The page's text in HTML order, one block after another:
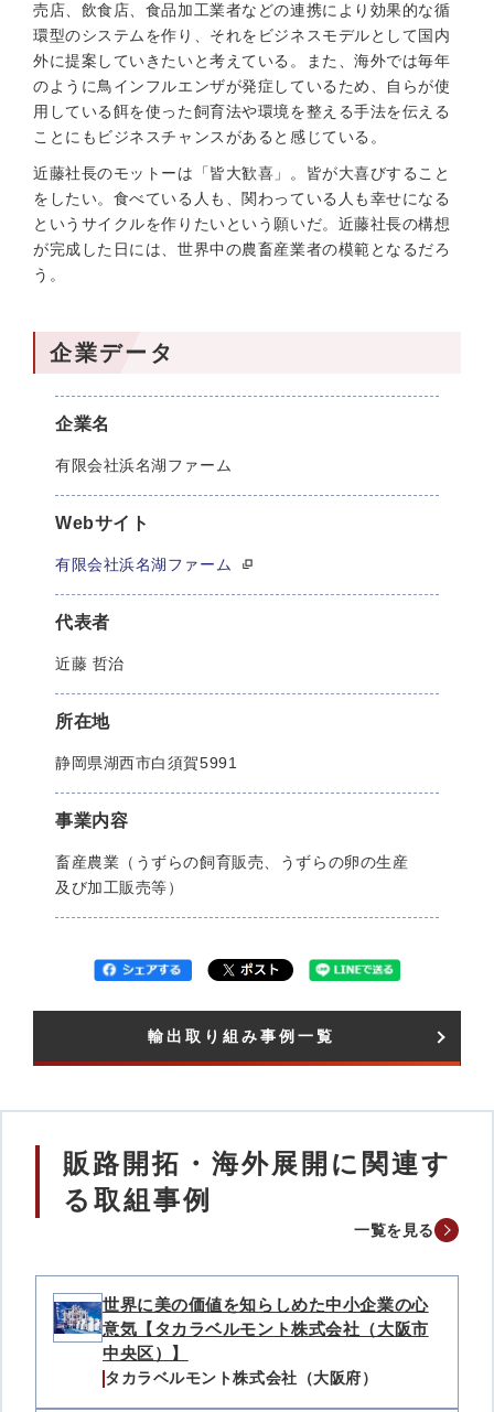
売店、飲食店、食品加工業者などの連携により効果的な循
環型のシステムを作り、それをビジネスモデルとして国内
外に提案していきたいと考えている。また、海外では毎年
のように鳥インフルエンザが発症しているため、自らが使
用している餌を使った飼育法や環境を整える手法を伝える
ことにもビジネスチャンスがあると感じている。
近藤社長のモットーは「皆大歓喜」。皆が大喜びすること
をしたい。食べている人も、関わっている人も幸せになる
というサイクルを作りたいという願いだ。近藤社長の構想
が完成した日には、世界中の農畜産業者の模範となるだろ
う。
企業データ
企業名
有限会社浜名湖ファーム
Webサイト
有限会社浜名湖ファーム
代表者
近藤 哲治
所在地
静岡県湖西市白須賀5991
事業内容
畜産農業（うずらの飼育販売、うずらの卵の生産
及び加工販売等）
輸出取り組み事例一覧​
販路開拓・海外展開に関連す
る取組事例
一覧を見る
世界に美の価値を知らしめた中小企業の心
意気【タカラベルモント株式会社（大阪市
中央区）】
タカラベルモント株式会社（大阪府）